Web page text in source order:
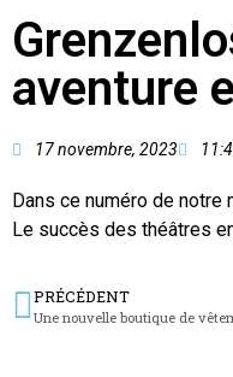
aventure
17 novembre, 2023
Dans ce numéro de notre
Le succès des théâtres
PRÉCÉDENT
Une nouvelle boutique de